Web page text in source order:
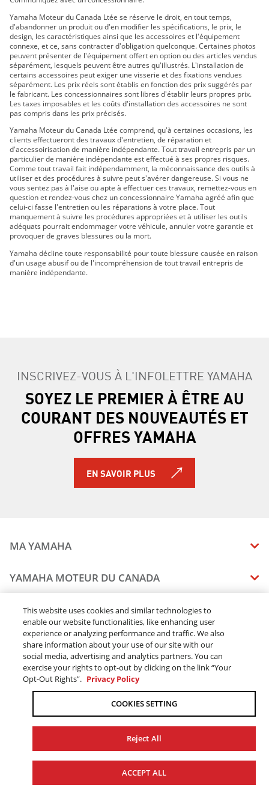
VIKING VI DAE 2019
VIKING DAE 2020
VIKING DAE SE 2020
VIKING VI DAE 2020
VIKING VI EPS 2021
VIKING EPS 2021
VIKING EPS SE 2021
Viking VI EPS 2022
Viking EPS SE 2022
Viking VI EPS 2023
Viking EPS 2023
Viking EPS SE 2023
Viking VI EPS 2024
Viking EPS 2024
Viking EPS SE 2024
Viking VI 2015
Viking VI DAE 2015
Viking VI DAE 2016
Viking 2017
Viking 2016
Viking DAE 2014
Viking DAE 2015
Viking DAE 2017
Viking DAE 2016
Viking DAE SE 2015
Viking DAE SE 2016
VIKING EPS 2026
Yamaha Moteur du Canada Ltée se réserve le droit, en tout temps,
d'abandonner un produit ou d'en modifier les spécifications, le prix, le
design, les caractéristiques ainsi que les accessoires et l'équipement
connexe, et ce, sans contracter d'obligation quelconque. Certaines photos
peuvent présenter de l'équipement offert en option ou des articles vendus
séparément, lesquels peuvent être autres qu'illustrés. L'installation de
certains accessoires peut exiger une visserie et des fixations vendues
séparément. Les prix réels sont établis en fonction des prix suggérés par
le fabricant. Les concessionnaires sont libres d'établir leurs propres prix.
Les taxes imposables et les coûts d'installation des accessoires ne sont
pas compris dans les prix précisés.
Yamaha Moteur du Canada Ltée comprend, qu'à certaines occasions, les
clients effectueront des travaux d'entretien, de réparation et
d'accessoirisation de manière indépendante. Tout travail entrepris par un
particulier de manière indépendante est effectué à ses propres risques.
Comme tout travail fait indépendamment, la méconnaissance des outils à
utiliser et des procédures à suivre peut s'avérer dangereuse. Si vous ne
vous sentez pas à l'aise ou apte à effectuer ces travaux, remettez-vous en
question et rendez-vous chez un concessionnaire Yamaha agréé afin que
celui-ci fasse l'entretien ou les réparations à votre place. Tout
manquement à suivre les procédures appropriées et à utiliser les outils
adéquats pourrait endommager votre véhicule, annuler votre garantie et
provoquer de graves blessures ou la mort.
Yamaha décline toute responsabilité pour toute blessure causée en raison
d'un usage abusif ou de l'incompréhension de tout travail entrepris de
manière indépendante.
INSCRIVEZ-VOUS À L'INFOLETTRE YAMAHA
SOYEZ LE PREMIER À ÊTRE AU
COURANT DES NOUVEAUTÉS ET
OFFRES YAMAHA
EN SAVOIR PLUS
MA YAMAHA
MANUELS
ÉTAT DES RAPPELS DE VOTRE VÉHICULE
YAMAHA MOTEUR DU CANADA
CARRIERES
RESTONS DEHORS
BLOGUE
COMMUNIQUEZ AVEC NOUS
CONCESSIONNAIRES
TROUVEZ UN CONCESSIONNAIRE
DEVENEZ CONCESSIONNAIRE
CONCESSIONAIRE ÉLITE
MENTIONS JURIDIQUES
MODALITÉS ET CONDITIONS
ACOMPTE EN LIGNE MODALITÉS ET CONDITIONS
POLITIQUE DE CONFIDENTIALITÉ
L’ACCESSIBILITÉ
CHANGER LES PARAMÈTRES DES TÉMOINS (COOKIES)
LE TRAVAIL FORCÉ ET DES ENFANTS
COMMANDES EN LIGNE
TRAITEMENT DES COMMANDES
© 2026 Yamaha Moteur du Canada Ltée. Tous droits réservés.
SITE WEB GLOBAL
YAMAHA MUSIC
This website uses cookies and similar technologies to
enable our website functionalities, like enhancing user
experience or analyzing performance and traffic. We also
share information about your use of our site with our
social media, advertising and analytics partners. You can
exercise your rights to opt-out by clicking on the link “Your
Opt-Out Rights”. Privacy Policy
COOKIES SETTING
Reject All
ACCEPT ALL